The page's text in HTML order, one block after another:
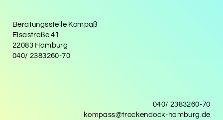
Beratungsstelle Kompaß
Elsastraße 41
22083 Hamburg
040/ 2383260-70
040/ 2383260-70
kompass@trockendock-hamburg.de